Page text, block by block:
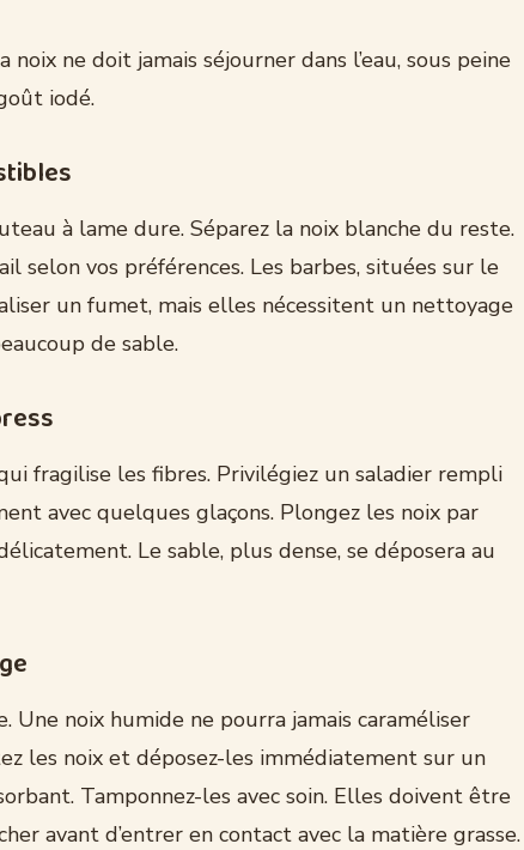
noix ne doit jamais séjourner dans l’eau, sous peine
iodé.
à lame dure. Séparez la noix blanche du reste.
selon vos préférences. Les barbes, situées sur le
un fumet, mais elles nécessitent un nettoyage
de sable.
fragilise les fibres. Privilégiez un saladier rempli
avec quelques glaçons. Plongez les noix par
Le sable, plus dense, se déposera au
Une noix humide ne pourra jamais caraméliser
les noix et déposez-les immédiatement sur un
Tamponnez-les avec soin. Elles doivent être
avant d’entrer en contact avec la matière grasse.